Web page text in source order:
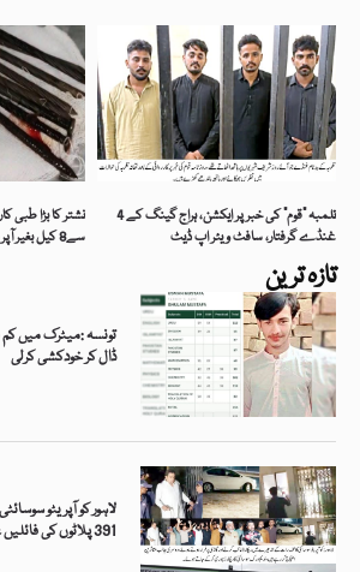
تازہ ترین
تونسہ :میٹرک میں کم
ڈال کر خودکشی کرلی
391 پلاٹوں کی فائلیں غائب
سے8 کیل بغیر آپریشن نکال لئے
تلمبہ “قوم” کی خبر پر ایکشن، ہراج گینگ کے 4
غنڈے گرفتار، سافٹ ویئر اپ ڈیٹ